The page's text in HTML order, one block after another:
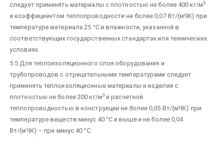
следует применять материалы с плотностью не более 400 кг/м3
и коэффициентом теплопроводности не более 0,07 Вт/(мЧК) при
температуре материала 25 °С и влажности, указанной в
соответствующих государственных стандартах или технических
условиях.
5.5 Для теплоизоляционного слоя оборудования и
трубопроводов с отрицательными температурами следует
применять теплоизоляционные материалы и изделия с
плотностью не более 200 кг/м3и расчетной
теплопроводностью в конструкции не более 0,05 Вт/(мЧК) при
температуре веществ минус 40 °С и выше и не более 0,04
Вт/(мЧК) – при минус 40 °С.